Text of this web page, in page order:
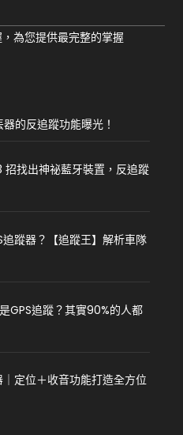
為您提供最完整的掌握
的反追蹤功能曝光！
找出神祕藍牙裝置，反追蹤
蹤器？【追蹤王】解析車隊
GPS追蹤？其實90%的人都
｜定位＋收音功能打造全方位